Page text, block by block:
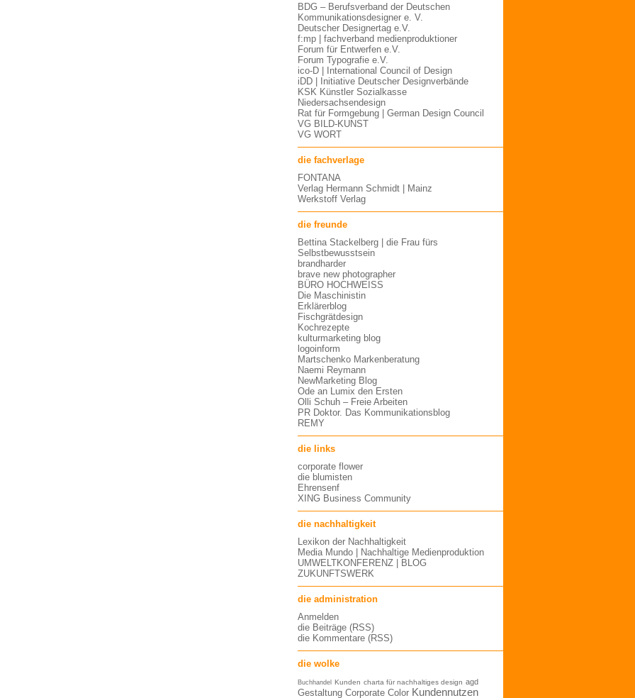
BDG – Berufsverband der Deutschen
Kommunikationsdesigner e. V.
Deutscher Designertag e.V.
f:mp | fachverband medienproduktioner
Forum für Entwerfen e.V.
Forum Typografie e.V.
ico-D | International Council of Design
iDD | Initiative Deutscher Designverbände
KSK Künstler Sozialkasse
Niedersachsendesign
Rat für Formgebung | German Design Council
VG BILD-KUNST
VG WORT
die fachverlage
FONTANA
Verlag Hermann Schmidt | Mainz
Werkstoff Verlag
die freunde
Bettina Stackelberg | die Frau fürs
Selbstbewusstsein
brandharder
brave new photographer
BÜRO HOCHWEISS
Die Maschinistin
Erklärerblog
Fischgrätdesign
Kochrezepte
kulturmarketing blog
logoinform
Martschenko Markenberatung
Naemi Reymann
NewMarketing Blog
Ode an Lumix den Ersten
Olli Schuh – Freie Arbeiten
PR Doktor. Das Kommunikationsblog
REMY
die links
corporate flower
die blumisten
Ehrensenf
XING Business Community
die nachhaltigkeit
Lexikon der Nachhaltigkeit
Media Mundo | Nachhaltige Medienproduktion
UMWELTKONFERENZ | BLOG
ZUKUNFTSWERK
die administration
Anmelden
die Beiträge (RSS)
die Kommentare (RSS)
die wolke
Buchhandel Kunden charta für nachhaltiges design agd
Gestaltung Corporate Color Kundennutzen